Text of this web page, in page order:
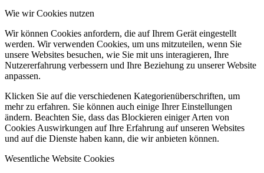
Wie wir Cookies nutzen
Wir können Cookies anfordern, die auf Ihrem Gerät eingestellt
werden. Wir verwenden Cookies, um uns mitzuteilen, wenn Sie
unsere Websites besuchen, wie Sie mit uns interagieren, Ihre
Nutzererfahrung verbessern und Ihre Beziehung zu unserer Website
anpassen.
Klicken Sie auf die verschiedenen Kategorienüberschriften, um
mehr zu erfahren. Sie können auch einige Ihrer Einstellungen
ändern. Beachten Sie, dass das Blockieren einiger Arten von
Cookies Auswirkungen auf Ihre Erfahrung auf unseren Websites
und auf die Dienste haben kann, die wir anbieten können.
Wesentliche Website Cookies